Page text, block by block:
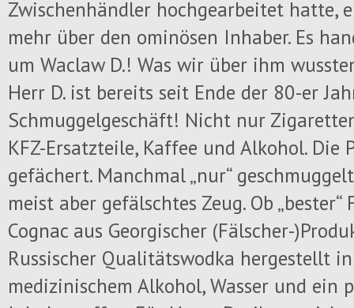
Zwischenhändler hochgearbeitet hatte,
mehr über den ominösen Inhaber. Es
um Waclaw D.! Was wir über ihm
Herr D. ist bereits seit Ende der 80-er
Schmuggelgeschäft! Nicht nur
KFZ-Ersatzteile, Kaffee und Alkohol. Die
gefächert. Manchmal „nur“
meist aber gefälschtes Zeug. Ob „bester“
Cognac aus Georgischer (Fälscher-
Russischer Qualitätswodka hergestellt
medizinischem Alkohol, Wasser und ein